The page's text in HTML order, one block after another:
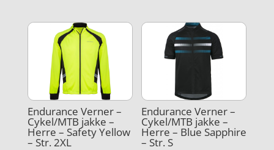
Endurance Verner –
Cykel/MTB jakke –
Herre – Safety Yellow
– Str. 2XL
Endurance Verner –
Cykel/MTB jakke –
Herre – Blue Sapphire
– Str. S